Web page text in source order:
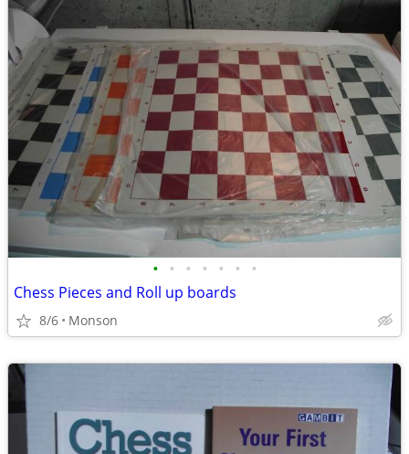
• • • • • • •
Chess Pieces and Roll up boards
8/6 Monson